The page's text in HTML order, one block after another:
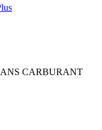
CARBURANT